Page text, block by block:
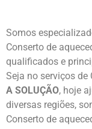
Somos
Conserto de
qualificados e
Seja no serviços de
A SOLUÇÃO, hoje
diversas regiões,
Conserto de